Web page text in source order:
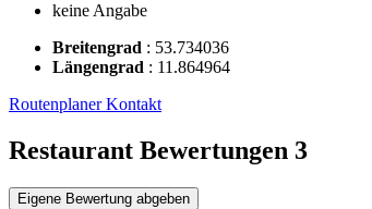
keine Angabe
Breitengrad : 53.734036
Längengrad : 11.864964
RoutenplanerKontakt
Restaurant Bewertungen 3
Eigene Bewertung abgeben